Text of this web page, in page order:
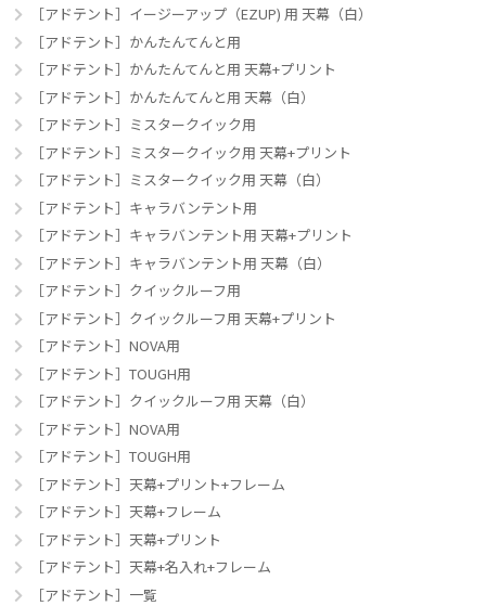
［アドテント］イージーアップ（EZUP) 用 天幕（白）
［アドテント］かんたんてんと用
［アドテント］かんたんてんと用 天幕+プリント
［アドテント］かんたんてんと用 天幕（白）
［アドテント］ミスタークイック用
［アドテント］ミスタークイック用 天幕+プリント
［アドテント］ミスタークイック用 天幕（白）
［アドテント］キャラバンテント用
［アドテント］キャラバンテント用 天幕+プリント
［アドテント］キャラバンテント用 天幕（白）
［アドテント］クイックルーフ用
［アドテント］クイックルーフ用 天幕+プリント
［アドテント］NOVA用
［アドテント］TOUGH用
［アドテント］クイックルーフ用 天幕（白）
［アドテント］NOVA用
［アドテント］TOUGH用
［アドテント］天幕+プリント+フレーム
［アドテント］天幕+フレーム
［アドテント］天幕+プリント
［アドテント］天幕+名入れ+フレーム
［アドテント］一覧